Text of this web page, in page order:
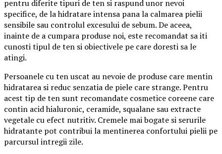
pentru diferite tipuri de ten si raspund unor nevoi
specifice, de la hidratare intensa pana la calmarea pielii
sensibile sau controlul excesului de sebum. De aceea,
inainte de a cumpara produse noi, este recomandat sa iti
cunosti tipul de ten si obiectivele pe care doresti sa le
atingi.
Persoanele cu ten uscat au nevoie de produse care mentin
hidratarea si reduc senzatia de piele care strange. Pentru
acest tip de ten sunt recomandate cosmetice coreene care
contin acid hialuronic, ceramide, squalane sau extracte
vegetale cu efect nutritiv. Cremele mai bogate si serurile
hidratante pot contribui la mentinerea confortului pielii pe
parcursul intregii zile.